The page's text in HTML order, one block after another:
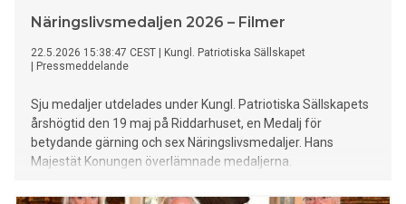
Näringslivsmedaljen 2026 – Filmer
22.5.2026 15:38:47 CEST
Kungl. Patriotiska Sällskapet
Pressmeddelande
Sju medaljer utdelades under Kungl. Patriotiska Sällskapets
årshögtid den 19 maj på Riddarhuset, en Medalj för
betydande gärning och sex Näringslivsmedaljer. Hans
Majestät Konungen överlämnade medaljerna.